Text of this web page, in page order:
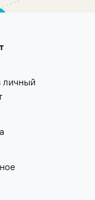
личный